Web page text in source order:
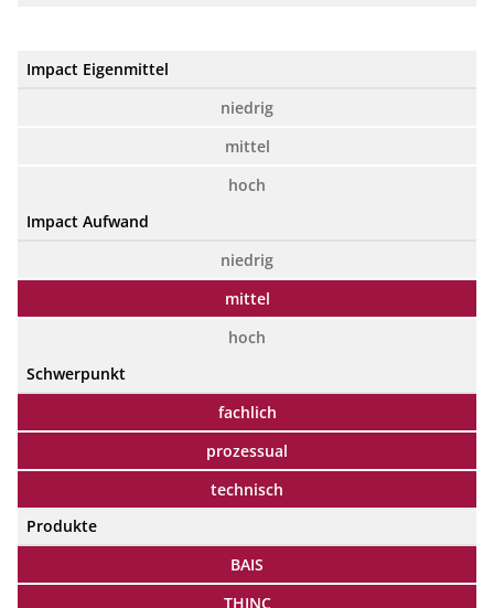
Impact Eigenmittel
niedrig
mittel
hoch
Impact Aufwand
niedrig
mittel
hoch
Schwerpunkt
fachlich
prozessual
technisch
Produkte
BAIS
THINC